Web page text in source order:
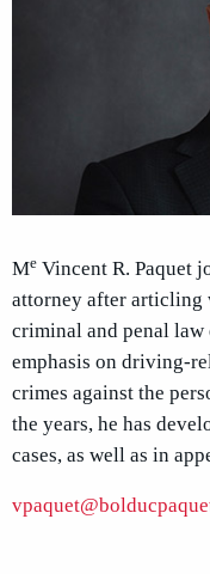
Me Vincent R. Paquet
attorney after articling
criminal and penal
emphasis on driving-
crimes against the
the years, he has
cases, as well as in